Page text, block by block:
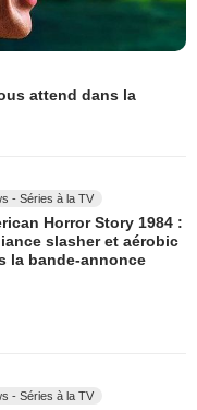
attend dans la
- Séries à la TV
Horror Story 1984 :
slasher et aérobic
la bande-annonce
- Séries à la TV